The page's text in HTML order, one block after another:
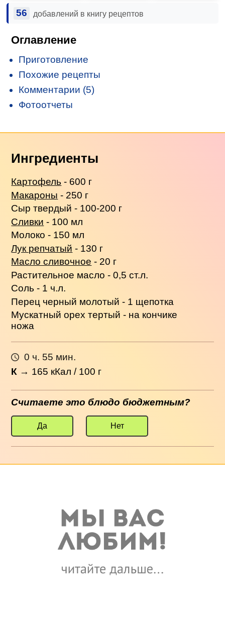
56 добавлений в книгу рецептов
Оглавление
Приготовление
Похожие рецепты
Комментарии (5)
Фотоотчеты
Ингредиенты
Картофель - 600 г
Макароны - 250 г
Сыр твердый - 100-200 г
Сливки - 100 мл
Молоко - 150 мл
Лук репчатый - 130 г
Масло сливочное - 20 г
Растительное масло - 0,5 ст.л.
Соль - 1 ч.л.
Перец черный молотый - 1 щепотка
Мускатный орех тертый - на кончике
ножа
0 ч. 55 мин.
К → 165 кКал / 100 г
Считаете это блюдо бюджетным?
Да Нет